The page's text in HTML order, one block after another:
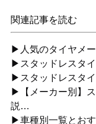
関連記事を読む
▶人気のタイヤメ
▶スタッドレスタ
▶スタッドレスタ
▶【メーカー別】
説…
▶車種別一覧とお